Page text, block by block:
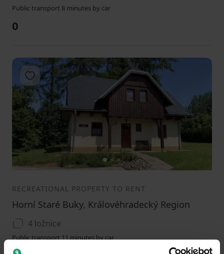
Public transport 8 minutes by car
0
12 3
Add to favorites
RECREATIONAL PROPERTY TO RENT
Horní Staré Buky, Královéhradecký Region
4 ložnice
Public transport 11 minutes by car